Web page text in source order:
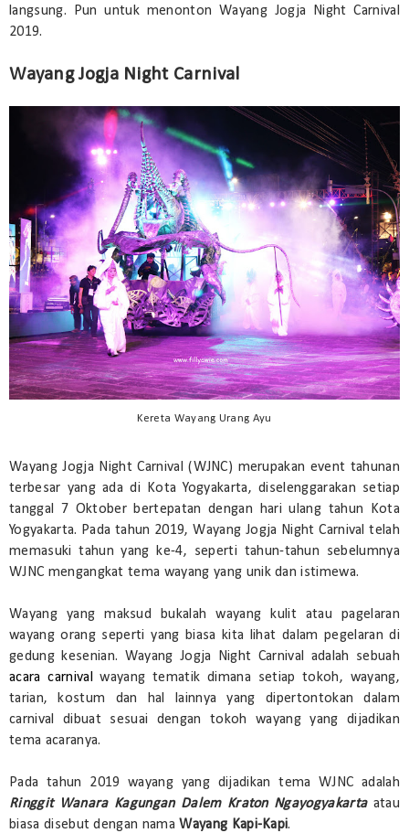
langsung. Pun untuk menonton Wayang Jogja Night Carnival
2019.
Wayang Jogja Night Carnival
Kereta Wayang Urang Ayu
Wayang Jogja Night Carnival (WJNC) merupakan event tahunan
terbesar yang ada di Kota Yogyakarta, diselenggarakan setiap
tanggal 7 Oktober bertepatan dengan hari ulang tahun Kota
Yogyakarta. Pada tahun 2019, Wayang Jogja Night Carnival telah
memasuki tahun yang ke-4, seperti tahun-tahun sebelumnya
WJNC mengangkat tema wayang yang unik dan istimewa.
Wayang yang maksud bukalah wayang
kulit atau pagelaran
wayang orang seperti yang biasa kita lihat dalam pegelaran di
gedung kesenian. Wayang Jogja Night Carnival adalah sebuah
acara carnival
wayang tematik dimana setiap tokoh, wayang,
tarian, kostum dan hal lainnya yang dipertontokan dalam
carnival dibuat sesuai dengan tokoh wayang yang dijadikan
tema acaranya.
Pada tahun 2019 wayang yang dijadikan tema WJNC adalah
Ringgit Wanara Kagungan Dalem Kraton Ngayogyakartaatau
biasa disebut dengan namaWayang Kapi-Kapi.